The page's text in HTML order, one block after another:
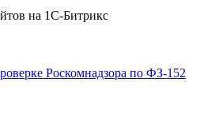
на 1С-Битрикс
Роскомнадзора по ФЗ-152